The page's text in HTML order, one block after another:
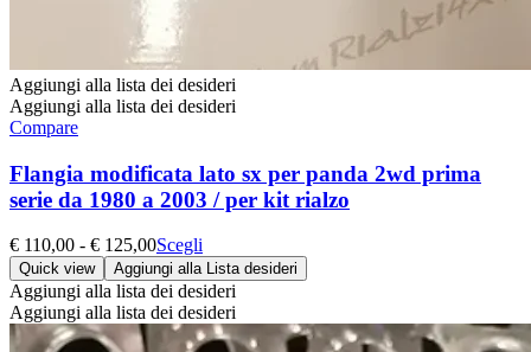
Aggiungi alla lista dei desideri
Aggiungi alla lista dei desideri
Compare
Flangia modificata lato sx per panda 2wd prima
serie da 1980 a 2003 / per kit rialzo
€ 110,00 - € 125,00Fascia
di
prezzo:
da
€ 110,00
Scegli
prodotto
ha
più
varianti.
Quick view Aggiungi alla Lista desideri
Aggiungi alla lista dei desideri
Aggiungi alla lista dei desideri